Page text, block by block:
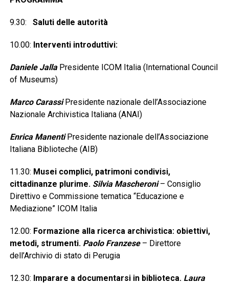
9.30: Saluti delle autorità
10.00: Interventi introduttivi:
Daniele JallaPresidente ICOM Italia (International Council
of Museums)
Marco CarassiPresidente nazionale dell’Associazione
Nazionale Archivistica Italiana (ANAI)
Enrica ManentiPresidente nazionale dell’Associazione
Italiana Biblioteche (AIB)
11.30: Musei complici, patrimoni condivisi,
cittadinanze plurime. Silvia Mascheroni– Consiglio
Direttivo e Commissione tematica “Educazione e
Mediazione” ICOM Italia
12.00: Formazione alla ricerca archivistica: obiettivi,
metodi, strumenti. Paolo Franzese– Direttore
dell’Archivio di stato di Perugia
12.30: Imparare a documentarsi in biblioteca. Laura